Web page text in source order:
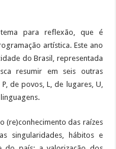
para reflexão, que é
artística. Este ano
do Brasil, representada
resumir em seis outras
de povos, L, de lugares, U,
(re)conhecimento das raízes
singularidades, hábitos e